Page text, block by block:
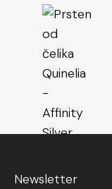
Newsletter